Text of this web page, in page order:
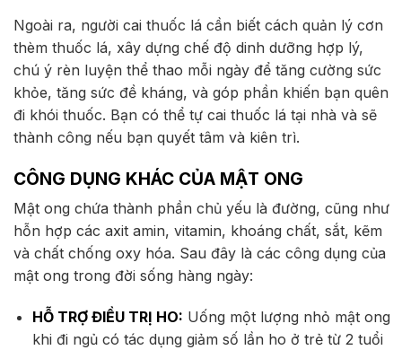
Ngoài ra, người cai thuốc lá cần biết cách quản lý cơn
thèm thuốc lá, xây dựng chế độ dinh dưỡng hợp lý,
chú ý rèn luyện thể thao mỗi ngày để tăng cường sức
khỏe, tăng sức đề kháng, và góp phần khiến bạn quên
đi khói thuốc. Bạn có thể tự cai thuốc lá tại nhà và sẽ
thành công nếu bạn quyết tâm và kiên trì.
CÔNG DỤNG KHÁC CỦA MẬT ONG
Mật ong chứa thành phần chủ yếu là đường, cũng như
hỗn hợp các axit amin, vitamin, khoáng chất, sắt, kẽm
và chất chống oxy hóa. Sau đây là các công dụng của
mật ong trong đời sống hàng ngày:
HỖ TRỢ ĐIỀU TRỊ HO: Uống một lượng nhỏ mật ong
khi đi ngủ có tác dụng giảm số lần ho ở trẻ từ 2 tuổi